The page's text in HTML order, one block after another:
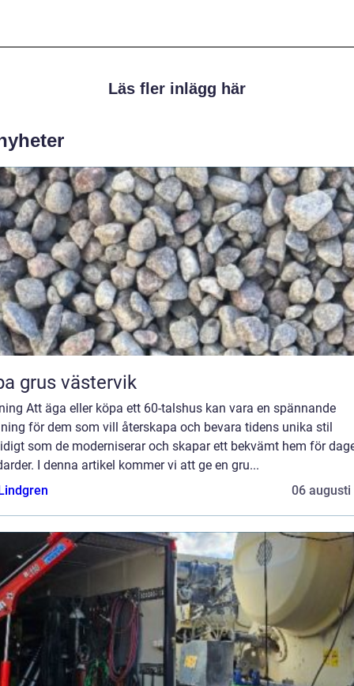
Läs fler inlägg här
grus västervik
Att äga eller köpa ett 60-talshus kan vara en spännande
för dem som vill återskapa och bevara tidens unika stil
som de moderniserar och skapar ett bekvämt hem för
I denna artikel kommer vi att ge en gru...
06 augusti